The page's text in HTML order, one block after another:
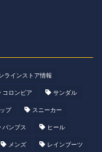
ラインストア情報
コロンビア サンダル
プ スニーカー
パンプス ヒール
メンズ レインブーツ